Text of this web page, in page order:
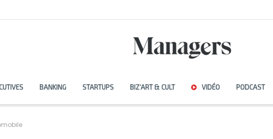
BANKING STARTUPS BIZ’ART & CULT VIDÉO PODCAST